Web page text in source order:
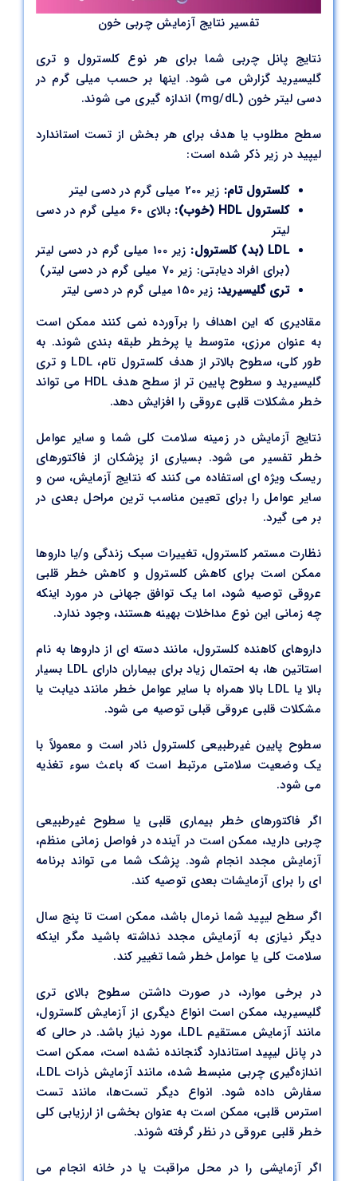
تفسیر نتایج آزمایش چربی خون
نتایج پانل چربی شما برای هر نوع کلسترول و تری
گلیسیرید گزارش می شود. اینها بر حسب میلی گرم در
دسی لیتر خون (mg/dL) اندازه گیری می شوند.
سطح مطلوب یا هدف برای هر بخش از تست استاندارد
لیپید در زیر ذکر شده است:
کلسترول تام: زیر 200 میلی گرم در دسی لیتر
کلسترول HDL (خوب):
بالای 60 میلی گرم در دسی
لیتر
LDL (بد) کلسترول:
زیر 100 میلی گرم در دسی لیتر
(برای افراد دیابتی: زیر 70 میلی گرم در دسی لیتر)
تری گلیسیرید: زیر 150 میلی گرم در دسی لیتر
مقادیری که این اهداف را برآورده نمی کنند ممکن است
به عنوان مرزی، متوسط یا پرخطر طبقه بندی شوند. به
طور کلی، سطوح بالاتر از هدف کلسترول تام، LDL و تری
گلیسیرید و سطوح پایین تر از سطح هدف HDL می تواند
خطر مشکلات قلبی عروقی را افزایش دهد.
نتایج آزمایش در زمینه سلامت کلی شما و سایر عوامل
خطر تفسیر می شود. بسیاری از پزشکان از فاکتورهای
ریسک ویژه ای استفاده می کنند که نتایج آزمایش، سن و
سایر عوامل را برای تعیین مناسب ترین مراحل بعدی در
بر می گیرد.
نظارت مستمر کلسترول، تغییرات سبک زندگی و/یا داروها
ممکن است برای کاهش کلسترول و کاهش خطر قلبی
عروقی توصیه شود، اما یک توافق جهانی در مورد اینکه
چه زمانی این نوع مداخلات بهینه هستند، وجود ندارد.
داروهای کاهنده کلسترول، مانند دسته ای از داروها به نام
استاتین ها، به احتمال زیاد برای بیماران دارای LDL بسیار
بالا یا LDL بالا همراه با سایر عوامل خطر مانند دیابت یا
مشکلات قلبی عروقی قبلی توصیه می شود.
سطوح پایین غیرطبیعی کلسترول نادر است و معمولاً با
یک وضعیت سلامتی مرتبط است که باعث سوء تغذیه
می شود.
اگر فاکتورهای خطر بیماری قلبی یا سطوح غیرطبیعی
چربی دارید، ممکن است در آینده در فواصل زمانی منظم،
آزمایش مجدد انجام شود. پزشک شما می تواند برنامه
ای را برای آزمایشات بعدی توصیه کند.
اگر سطح لیپید شما نرمال باشد، ممکن است تا پنج سال
دیگر نیازی به آزمایش مجدد نداشته باشید مگر اینکه
سلامت کلی یا عوامل خطر شما تغییر کند.
در برخی موارد، در صورت داشتن سطوح بالای تری
گلیسیرید، ممکن است انواع دیگری از آزمایش کلسترول،
مانند آزمایش مستقیم LDL، مورد نیاز باشد. در حالی که
در پانل لیپید استاندارد گنجانده نشده است، ممکن است
اندازه‌گیری چربی منبسط شده، مانند آزمایش ذرات LDL،
سفارش داده شود. انواع دیگر تست‌ها، مانند تست
استرس قلبی، ممکن است به عنوان بخشی از ارزیابی کلی
خطر قلبی عروقی در نظر گرفته شوند.
اگر آزمایشی را در محل مراقبت یا در خانه انجام می